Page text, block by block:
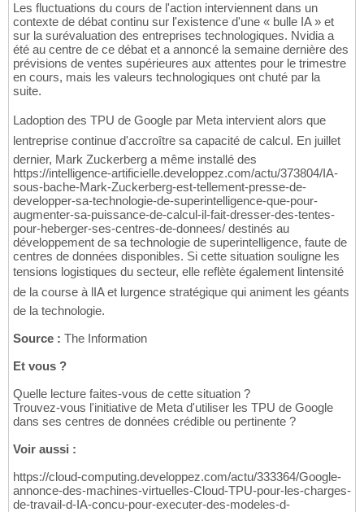
Les fluctuations du cours de l'action interviennent dans un
contexte de débat continu sur l'existence d'une « bulle IA » et
sur la surévaluation des entreprises technologiques. Nvidia a
été au centre de ce débat et a annoncé la semaine dernière des
prévisions de ventes supérieures aux attentes pour le trimestre
en cours, mais les valeurs technologiques ont chuté par la
suite.
Ladoption des TPU de Google par Meta intervient alors que
lentreprise continue d'accroître sa capacité de calcul. En juillet
dernier, Mark Zuckerberg a même installé des
https://intelligence-artificielle.developpez.com/actu/373804/IA-
sous-bache-Mark-Zuckerberg-est-tellement-presse-de-
developper-sa-technologie-de-superintelligence-que-pour-
augmenter-sa-puissance-de-calcul-il-fait-dresser-des-tentes-
pour-heberger-ses-centres-de-donnees/ destinés au
développement de sa technologie de superintelligence, faute de
centres de données disponibles. Si cette situation souligne les
tensions logistiques du secteur, elle reflète également lintensité
de la course à lIA et lurgence stratégique qui animent les géants
de la technologie.
Source : The Information
Et vous ?
Quelle lecture faites-vous de cette situation ?
Trouvez-vous l'initiative de Meta d'utiliser les TPU de Google
dans ses centres de données crédible ou pertinente ?
Voir aussi :
https://cloud-computing.developpez.com/actu/333364/Google-
annonce-des-machines-virtuelles-Cloud-TPU-pour-les-charges-
de-travail-d-IA-concu-pour-executer-des-modeles-d-